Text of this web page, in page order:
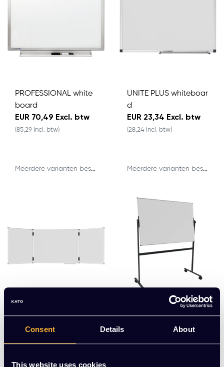
Consent Details About
This website uses cookies
PROFESSIONAL white
board
EUR 70,49 Excl. btw
(85,29 Incl. btw)
Meerdere varianten beschikbaar
UNITE PLUS whiteboar
d
EUR 23,34 Excl. btw
(28,24 Incl. btw)
Meerdere varianten beschikbaar
e unit
EUR 304,41 Excl. btw
EUR 265,34 Excl. btw